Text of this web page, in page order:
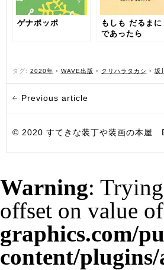
ゲナポッポ
もしも だるまに
であったら
タグ: 2020年 • WAVE出版 • クリハラタカシ • 坂
Previous article
© 2020 すてきな装丁や装画の本
Warning:
offset on value
graphics.com/
content/